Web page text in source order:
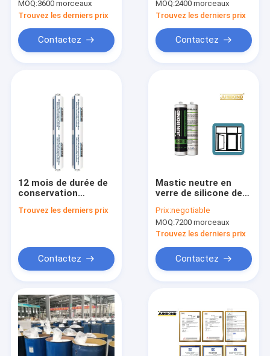
Des produits
Au sujet de nous
construction de l'eau
MOQ:3600 morceaux
Trouvez les derniers prix
Contactez
construction en
verre résistant de
toit
MOQ:2400 morceaux
Trouvez les derniers prix
Contactez
12 mois de durée de
conservation
silicone de couleur
Trouvez les derniers prix
Contactez
Mastic neutre en
verre de silicone de
rideau pour des
projets de
construction
Prix:negotiable
MOQ:7200 morceaux
Trouvez les derniers prix
Contactez